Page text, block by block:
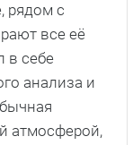
рядом с
все её
в себе
анализа и
атмосферой,